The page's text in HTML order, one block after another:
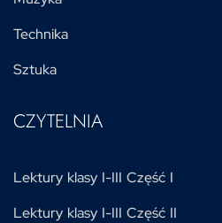
Technika
Sztuka
CZYTELNIA
Lektury klasy I-III Część I
Lektury klasy I-III Część II